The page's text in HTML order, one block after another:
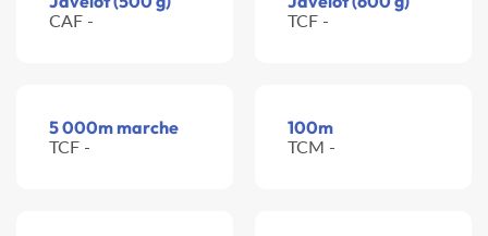
CAF - TCF -
5 000m marche
TCF -
100m
TCM -